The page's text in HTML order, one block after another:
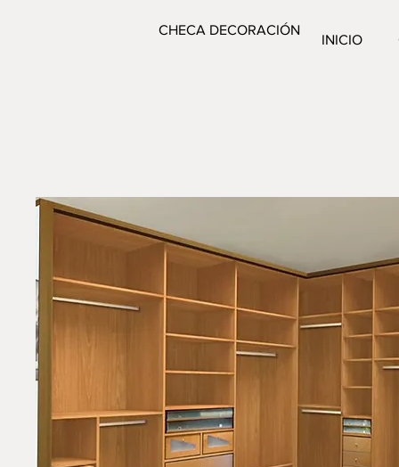
CHECA DECORACIÓN
INICIO